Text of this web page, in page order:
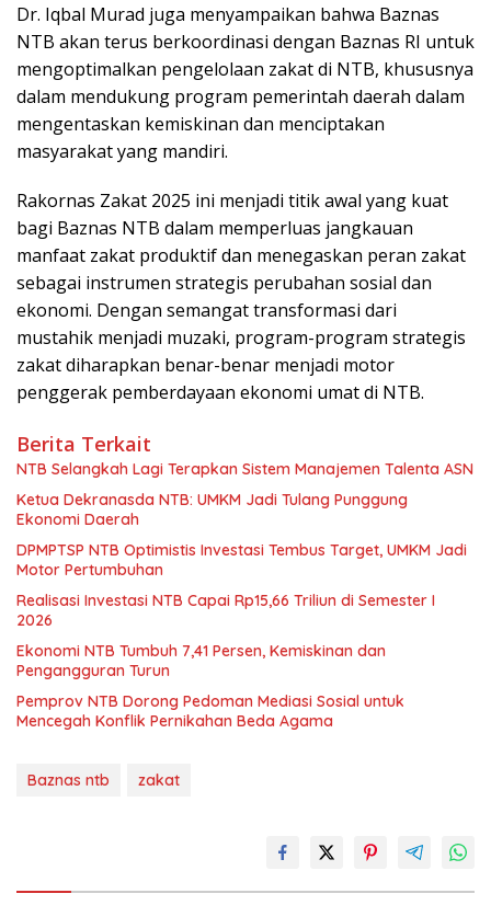
Dr. Iqbal Murad juga menyampaikan bahwa Baznas
NTB akan terus berkoordinasi dengan Baznas RI untuk
mengoptimalkan pengelolaan zakat di NTB, khususnya
dalam mendukung program pemerintah daerah dalam
mengentaskan kemiskinan dan menciptakan
masyarakat yang mandiri.
Rakornas Zakat 2025 ini menjadi titik awal yang kuat
bagi Baznas NTB dalam memperluas jangkauan
manfaat zakat produktif dan menegaskan peran zakat
sebagai instrumen strategis perubahan sosial dan
ekonomi. Dengan semangat transformasi dari
mustahik menjadi muzaki, program-program strategis
zakat diharapkan benar-benar menjadi motor
penggerak pemberdayaan ekonomi umat di NTB.
Berita Terkait
NTB Selangkah Lagi Terapkan Sistem Manajemen Talenta ASN
Ketua Dekranasda NTB: UMKM Jadi Tulang Punggung
Ekonomi Daerah
DPMPTSP NTB Optimistis Investasi Tembus Target, UMKM Jadi
Motor Pertumbuhan
Realisasi Investasi NTB Capai Rp15,66 Triliun di Semester I
2026
Ekonomi NTB Tumbuh 7,41 Persen, Kemiskinan dan
Pengangguran Turun
Pemprov NTB Dorong Pedoman Mediasi Sosial untuk
Mencegah Konflik Pernikahan Beda Agama
Baznas ntb zakat